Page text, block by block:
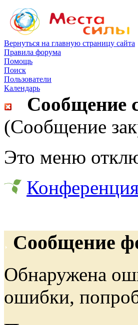
Вернуться на главную страницу сайта
Правила форума
Помощь
Поиск
Пользователи
Календарь
Сообщение
(Сообщение
Это меню
Сообщение
Обнаружена
ошибки,